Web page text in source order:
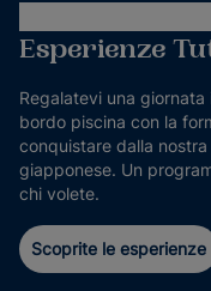
Esperienze
Regalatevi una
bordo piscina con la
conquistare dalla
giapponese. Un
chi volete.
Scoprite le esperienze